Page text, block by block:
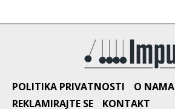
POLITIKA PRIVATNOSTI O NAMA
REKLAMIRAJTE SE
KONTAKT